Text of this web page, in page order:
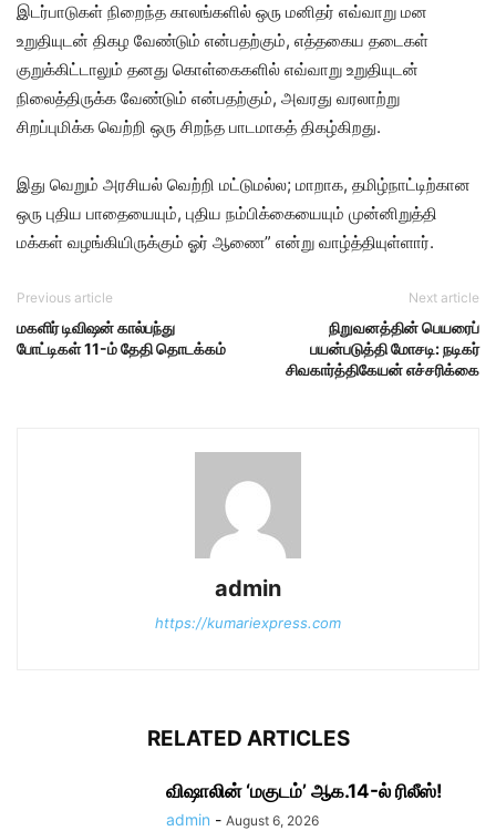
இடர்பாடுகள் நிறைந்த காலங்களில் ஒரு மனிதர் எவ்வாறு மன
உறுதியுடன் திகழ வேண்டும் என்பதற்கும், எத்தகைய தடைகள்
குறுக்கிட்டாலும் தனது கொள்கைகளில் எவ்வாறு உறுதியுடன்
நிலைத்திருக்க வேண்டும் என்பதற்கும், அவரது வரலாற்று
சிறப்புமிக்க வெற்றி ஒரு சிறந்த பாடமாகத் திகழ்கிறது.
இது வெறும் அரசியல் வெற்றி மட்டுமல்ல; மாறாக, தமிழ்நாட்டிற்கான
ஒரு புதிய பாதையையும், புதிய நம்பிக்கையையும் முன்னிறுத்தி
மக்கள் வழங்கியிருக்கும் ஓர் ஆணை” என்று வாழ்த்தியுள்ளார்.
Previous article
மகளிர் டிவிஷன் கால்பந்து
போட்டிகள் 11-ம் தேதி தொடக்கம்
Next article
நிறு​வனத்​தின் பெயரைப்
பயன்படுத்தி மோசடி: நடிகர்
சிவகார்த்திகேயன் எச்சரிக்கை
admin
https://kumariexpress.com
RELATED ARTICLES
விஷாலின் ‘மகுடம்’ ஆக.14-ல் ரிலீஸ்!
admin - August 6, 2026